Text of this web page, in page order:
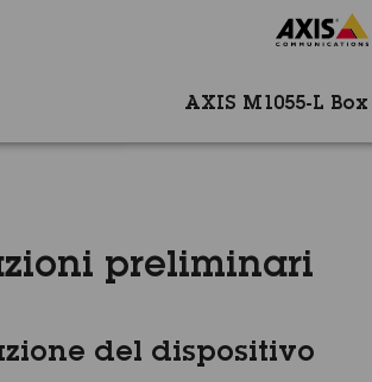
AXIS M1055-L
preliminari
del dispositivo